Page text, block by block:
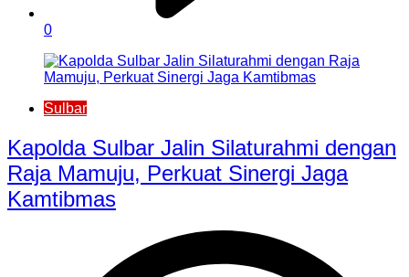
0
Sulbar
Kapolda Sulbar Jalin Silaturahmi dengan
Raja Mamuju, Perkuat Sinergi Jaga
Kamtibmas